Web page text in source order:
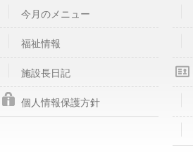
今月のメニュー
福祉情報
施設長日記
個人情報保護方針